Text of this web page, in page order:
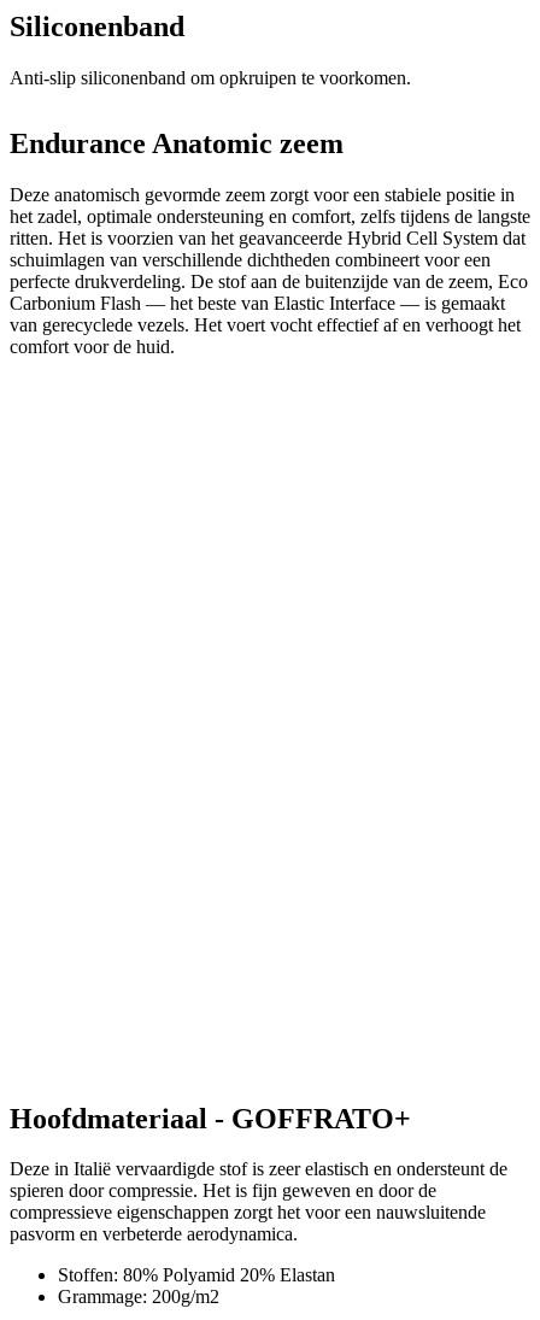
Siliconenband
Anti-slip siliconenband om opkruipen te voorkomen.
Endurance Anatomic zeem
Deze anatomisch gevormde zeem zorgt voor een stabiele positie in
het zadel, optimale ondersteuning en comfort, zelfs tijdens de langste
ritten. Het is voorzien van het geavanceerde Hybrid Cell System dat
schuimlagen van verschillende dichtheden combineert voor een
perfecte drukverdeling. De stof aan de buitenzijde van de zeem, Eco
Carbonium Flash — het beste van Elastic Interface — is gemaakt
van gerecyclede vezels. Het voert vocht effectief af en verhoogt het
comfort voor de huid.
Hoofdmateriaal - GOFFRATO+
Deze in Italië vervaardigde stof is zeer elastisch en ondersteunt de
spieren door compressie. Het is fijn geweven en door de
compressieve eigenschappen zorgt het voor een nauwsluitende
pasvorm en verbeterde aerodynamica.
Stoffen: 80% Polyamid 20% Elastan
Grammage: 200g/m2